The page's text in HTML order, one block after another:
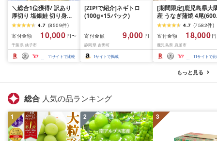
＼総合1位獲得/ 訳あり
厚切り 塩銀鮭 切り身
1.5kg 2kg 3kg 定期便
[選べる内容量] 人気 鮭
さけ しゃけ サーモン 魚
魚介類 魚介 魚貝 水産 海
鮮 海産物 冷凍 厚切 肉
厚 塩鮭 銀鮭 ふるさと 送
4.7 (8509件)
寄付金額
10,000 円〜
千葉県 銚子市
11サイトで比較
[ZIP!で紹介]ネギトロ
(100g×15パック)
寄付金額 9,000 円
静岡県 吉田町
1サイトで掲載
[期間限定]鹿児島県大
産 うなぎ蒲焼 4尾
KN007-004-04-cp18
なぎ 鰻 魚 惣菜 総菜
4.7 (7582件)
寄付金額
18,000
鹿児島県 鹿屋市
11サイトで
もっと見る
総合 人気の品ランキング
1 2 3